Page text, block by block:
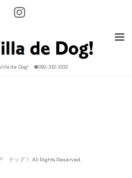
de Dog! ☎092-332-3332
ドッグ！ . All Rights Reserved.